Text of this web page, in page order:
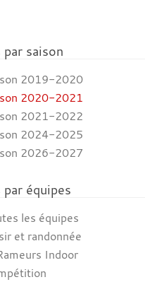
saison
2019-2020
2020-2021
2021-2022
2024-2025
2026-2027
équipes
les équipes
et randonnée
Indoor